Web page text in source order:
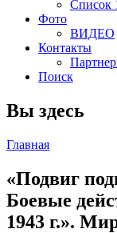
Список
Фото
ВИДЕО
Контакты
Поиск
Вы здесь
Главная
«Подвиг
Боевые
1943 г.».